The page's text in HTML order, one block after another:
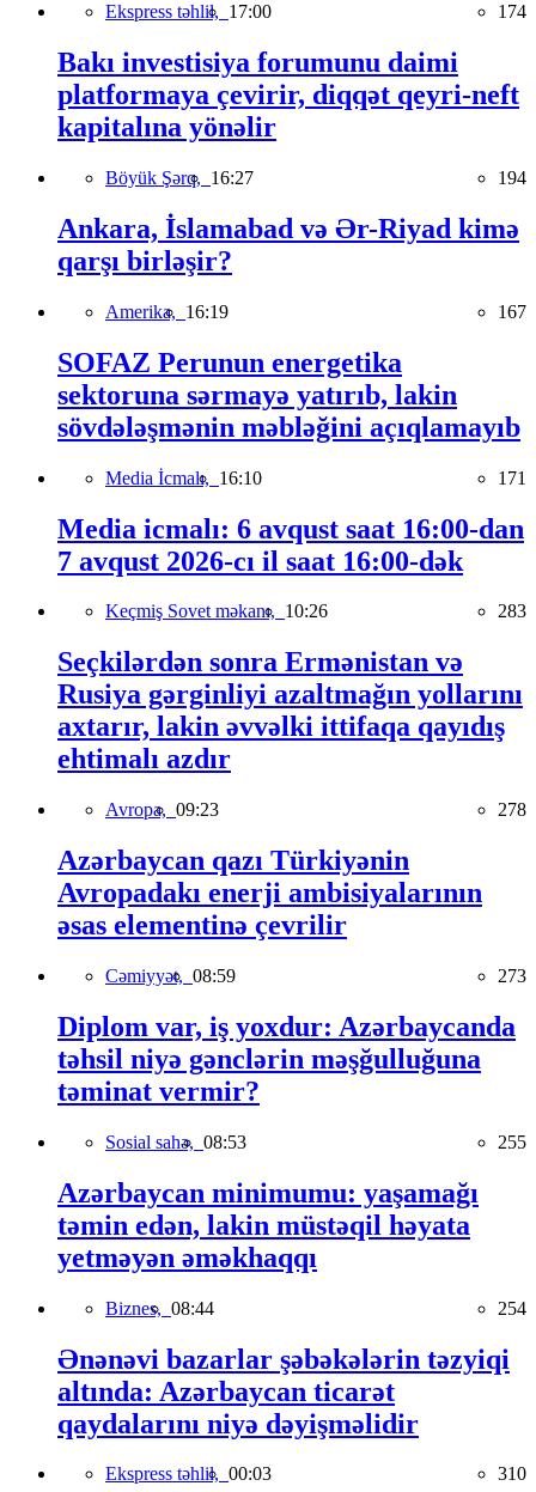
Ekspress təhlil, 17:00 174
Bakı investisiya forumunu daimi
platformaya çevirir, diqqət qeyri-neft
kapitalına yönəlir
Böyük Şərq, 16:27 194
Ankara, İslamabad və Ər-Riyad kimə
qarşı birləşir?
Amerika, 16:19 167
SOFAZ Perunun energetika
sektoruna sərmayə yatırıb, lakin
sövdələşmənin məbləğini açıqlamayıb
Media İcmalı, 16:10 171
Media icmalı: 6 avqust saat 16:00-dan
7 avqust 2026-cı il saat 16:00-dək
Keçmiş Sovet məkanı, 10:26 283
Seçkilərdən sonra Ermənistan və
Rusiya gərginliyi azaltmağın yollarını
axtarır, lakin əvvəlki ittifaqa qayıdış
ehtimalı azdır
Avropa, 09:23 278
Azərbaycan qazı Türkiyənin
Avropadakı enerji ambisiyalarının
əsas elementinə çevrilir
Cəmiyyət, 08:59 273
Diplom var, iş yoxdur: Azərbaycanda
təhsil niyə gənclərin məşğulluğuna
təminat vermir?
Sosial sahə, 08:53 255
Azərbaycan minimumu: yaşamağı
təmin edən, lakin müstəqil həyata
yetməyən əməkhaqqı
Biznes, 08:44 254
Ənənəvi bazarlar şəbəkələrin təzyiqi
altında: Azərbaycan ticarət
qaydalarını niyə dəyişməlidir
Ekspress təhlil, 00:03 310